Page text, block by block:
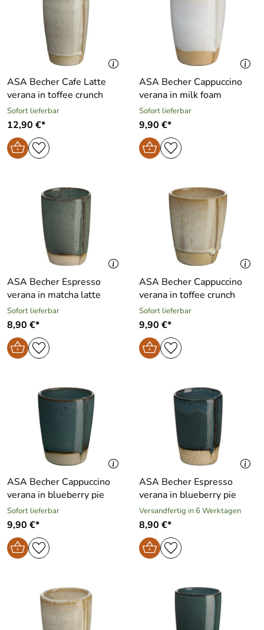
ASA Becher Cafe Latte
verana in toffee crunch
Sofort lieferbar
12,90 €*
ASA Becher Cappuccino
verana in milk foam
Sofort lieferbar
9,90 €*
ASA Becher Espresso
verana in matcha latte
Sofort lieferbar
8,90 €*
ASA Becher Cappuccino
verana in toffee crunch
Sofort lieferbar
9,90 €*
ASA Becher Cappuccino
verana in blueberry pie
Sofort lieferbar
9,90 €*
ASA Becher Espresso
verana in blueberry pie
Versandfertig in 6 Werktagen
8,90 €*